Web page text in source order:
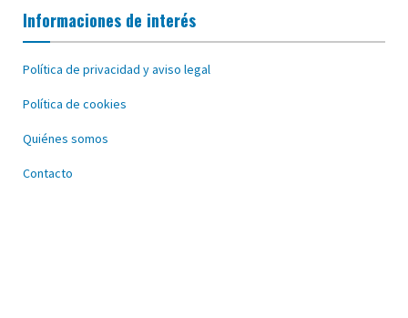
Informaciones de interés
Política de privacidad y aviso legal
Política de cookies
Quiénes somos
Contacto